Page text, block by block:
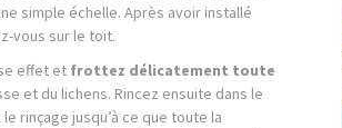
simple échelle. Après avoir installé
vous sur le toit.
effet et frottez délicatement toute
et du lichens. Rincez ensuite dans le
rinçage jusqu’à ce que toute la